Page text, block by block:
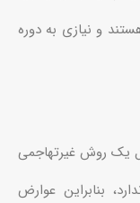
و نیازی به دوره
یک روش غیرتهاجمی
بنابراین عوارض